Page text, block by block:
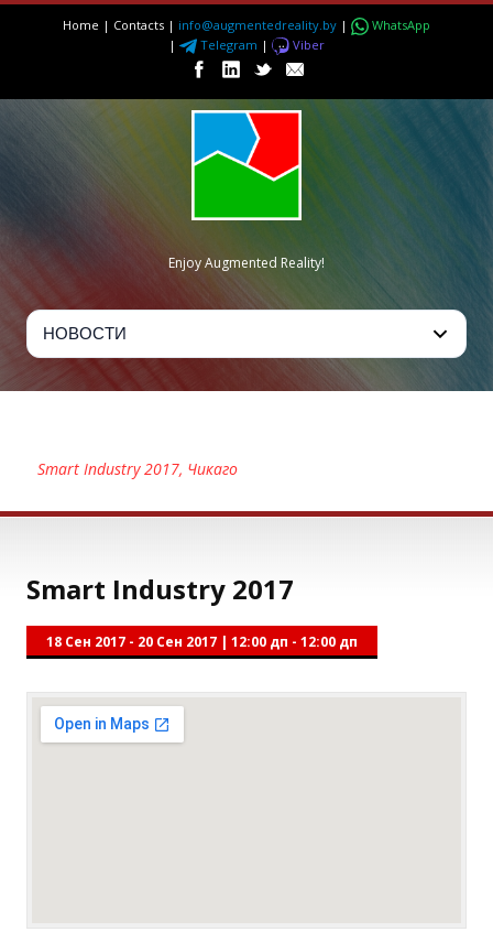
Home | Contacts | info@augmentedreality.by |
WhatsApp
|
Telegram | Viber
Enjoy Augmented Reality!
Smart Industry 2017, Чикаго
Smart Industry 2017
18 Сен 2017 - 20 Сен 2017 | 12:00 дп - 12:00 дп